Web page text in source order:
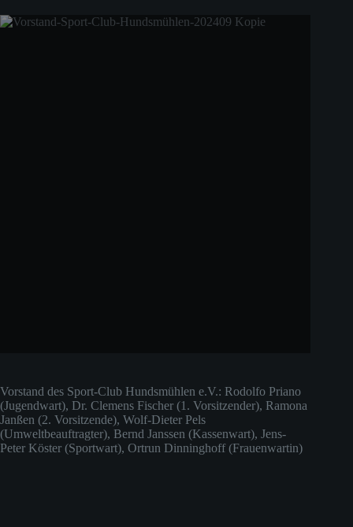
Vorstand des Sport-Club Hundsmühlen e.V.: Rodolfo Priano
(Jugendwart), Dr. Clemens Fischer (1. Vorsitzender), Ramona
Janßen (2. Vorsitzende), Wolf-Dieter Pels
(Umweltbeauftragter), Bernd Janssen (Kassenwart), Jens-
Peter Köster (Sportwart), Ortrun Dinninghoff (Frauenwartin)